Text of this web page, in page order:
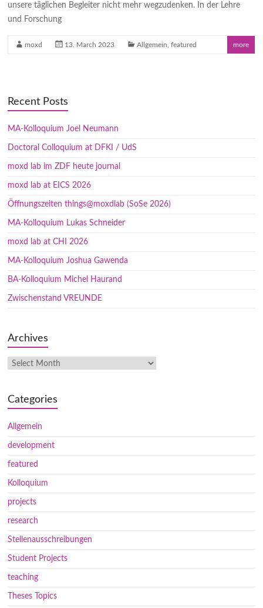
unsere täglichen Begleiter nicht mehr wegzudenken. In der Lehre
und Forschung
moxd 13. March 2023 Allgemein ,featured more
Recent Posts
MA-Kolloquium Joel Neumann
Doctoral Colloquium at DFKI / UdS
moxd lab im ZDF heute journal
moxd lab at EICS 2026
Öffnungszeiten things@moxdlab (SoSe 2026)
MA-Kolloquium Lukas Schneider
moxd lab at CHI 2026
MA-Kolloquium Joshua Gawenda
BA-Kolloquium Michel Haurand
Zwischenstand VREUNDE
Archives
Categories
Allgemein
development
featured
Kolloquium
projects
research
Stellenausschreibungen
Student Projects
teaching
Theses Topics